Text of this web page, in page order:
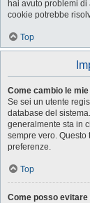
hai avuto problemi
cookie potrebbe
Top
Come cambio le
Se sei un utente
database del
generalmente sta in
sempre vero. Questo
preferenze.
Top
Come posso